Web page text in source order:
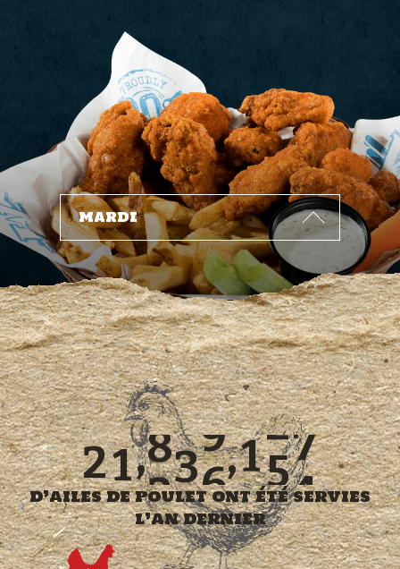
MARDI
1
2
3
4
5
6
7
8
9
0
1
2,
3
7
1
5
9
3
8
2
6
0
6
3
1
8
6
3
1
9
6
0
8
5
2
9
6
2
9
6
3
0
,
1
6
1
7
2
7
2
7
2
0
2
5
8
1
4
8
1
4
7
0
4
0
7
4
0
7
3
0
7
0
d’ailes de poulet ont été servies
l’an dernier